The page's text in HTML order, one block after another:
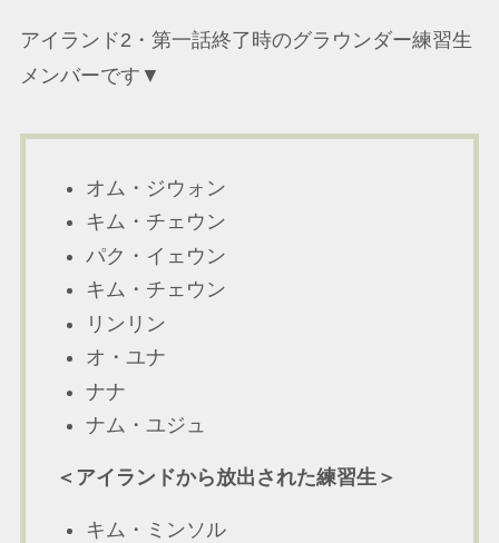
アイランド2・第一話終了時のグラウンダー練習生
メンバーです▼
オム・ジウォン
キム・チェウン
パク・イェウン
キム・チェウン
リンリン
オ・ユナ
ナナ
ナム・ユジュ
＜アイランドから放出された練習生＞
キム・ミンソル